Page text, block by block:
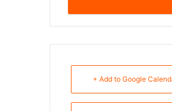
+ Add to Google